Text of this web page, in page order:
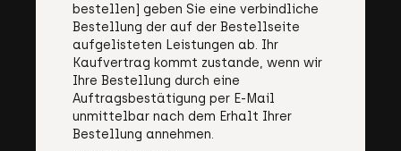
bestellen] geben Sie eine verbindliche
Bestellung der auf der Bestellseite
aufgelisteten Leistungen ab. Ihr
Kaufvertrag kommt zustande, wenn wir
Ihre Bestellung durch eine
Auftragsbestätigung per E-Mail
unmittelbar nach dem Erhalt Ihrer
Bestellung annehmen.